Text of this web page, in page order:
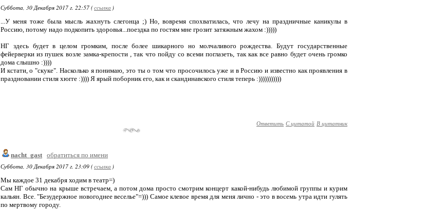
Суббота, 30 Декабря 2017 г. 22:57 (ссылка )
...У меня тоже была мысль жахнуть слегонца ;) Но, вовремя спохватилась, что лечу на праздничные каникулы в
Россию, потому надо подкопить здоровья...поездка по гостям мне грозит затяжным жахом :)))))
НГ здесь будет в целом громким, после более шикарного но молчаливого рождества. Будут государственные
фейерверки из пушек возле замка-крепости , так что пойду со всеми поглазеть, так как все равно будет очень громко
дома слышно :))))
И кстати, о "скуке". Насколько я понимаю, это ты о том что просочилось уже и в Россию и известно как проявления в
праздновании стиля хюгге :)))) Я ярый поборник его, как и скандинавского стиля теперь :)))))))))))
Ответить С цитатой В цитатник
nacht_gast обратиться по имени
Суббота, 30 Декабря 2017 г. 23:09 (ссылка )
Мы каждое 31 декабря ходим в театр=)
Сам НГ обычно на крыше встречаем, а потом дома просто смотрим концерт какой-нибудь любимой группы и курим
кальян. Все. "Безудержное новогоднее веселье"=))) Самое клевое время для меня лично - это в восемь утра идти гулять
по мертвому городу.